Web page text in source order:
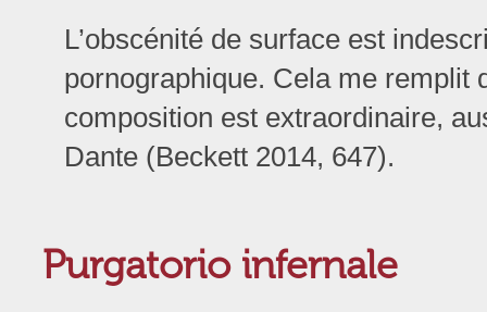
L’obscénité de surface est
pornographique. Cela me remplit
composition est extraordinaire,
Dante (Beckett 2014, 647).
Purgatorio infernale